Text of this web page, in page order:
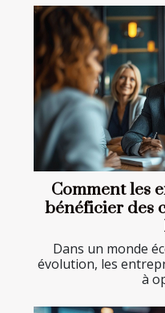
Comment les
bénéficier des
Dans un monde
évolution, les
à